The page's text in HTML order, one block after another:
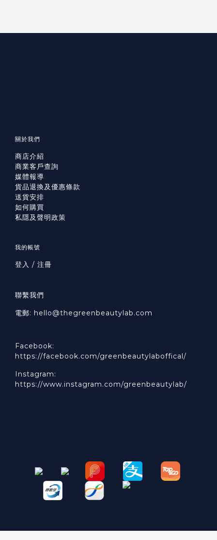
關於我們
商店介紹
商業客戶查詢
媒體報導
貨品退換及優惠條款
送貨安排
如何購買
私隱及聲明政策
我的帳號
登入 / 注冊
聯繫我們
電郵: hello@thegreenbeautylab.com
Facebook:
https://facebook.com/greenbeautylaboffical/
Instagram:
https://www.instagram.com/greenbeautylab/